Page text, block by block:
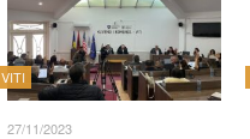
VITI
27/11/2023